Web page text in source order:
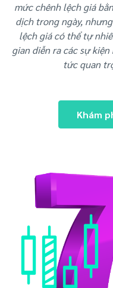
mức chênh lệch giá
dịch trong ngày,
lệch giá có thể tự
gian diễn ra các sự
tức quan
Khám